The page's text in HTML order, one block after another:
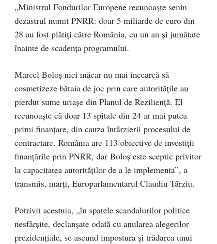
„Ministrul Fondurilor Europene recunoaște senin
dezastrul numit PNRR: doar 5 miliarde de euro din
28 au fost plătiți către România, cu un an și jumătate
înainte de scadența programului.
Marcel Boloș nici măcar nu mai încearcă să
cosmetizeze bătaia de joc prin care autoritățile au
pierdut sume uriașe din Planul de Reziliență. El
recunoaște că doar 13 spitale din 24 ar mai putea
primi finanțare, din cauza întârzierii procesului de
contractare. România are 113 obiective de investiții
finanțările prin PNRR, dar Boloș este sceptic privitor
la capacitatea autorităților de a le implementa”, a
transmis, marți, Europarlamentarul Claudiu Târziu.
Potrivit acestuia, „în spatele scandalurilor politice
nesfârșite, declanșate odată cu anularea alegerilor
prezidențiale, se ascund impostura și trădarea unui